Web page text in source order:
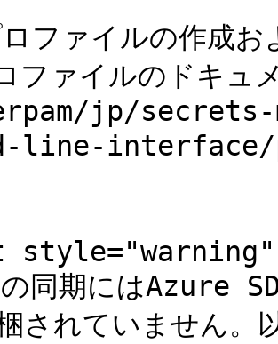
ファイルの作成
ファイルのドキュ
jp/secrets-
line-interface/
style="warning"
同期にはAzure
されていません。